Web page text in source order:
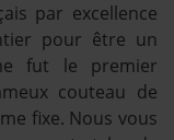
par excellence
pour être un
fut le premier
couteau de
fixe. Nous vous